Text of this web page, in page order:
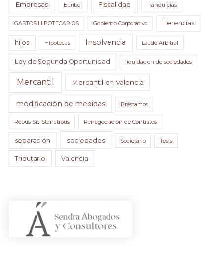
Empresas Euríbor Fiscalidad Franquicias
GASTOS HIPOTECARIOS Gobierno Corporativo Herencias
hijos Hipotecas Insolvencia Laudo Arbitral
Ley de Segunda Oportunidad liquidación de sociedades
Mercantil Mercantil en Valencia
modificación de medidas Préstamos
Rebus Sic Stanctibus Renegociación de Contratos
separación sociedades Societario Tesis
Tributario Valencia